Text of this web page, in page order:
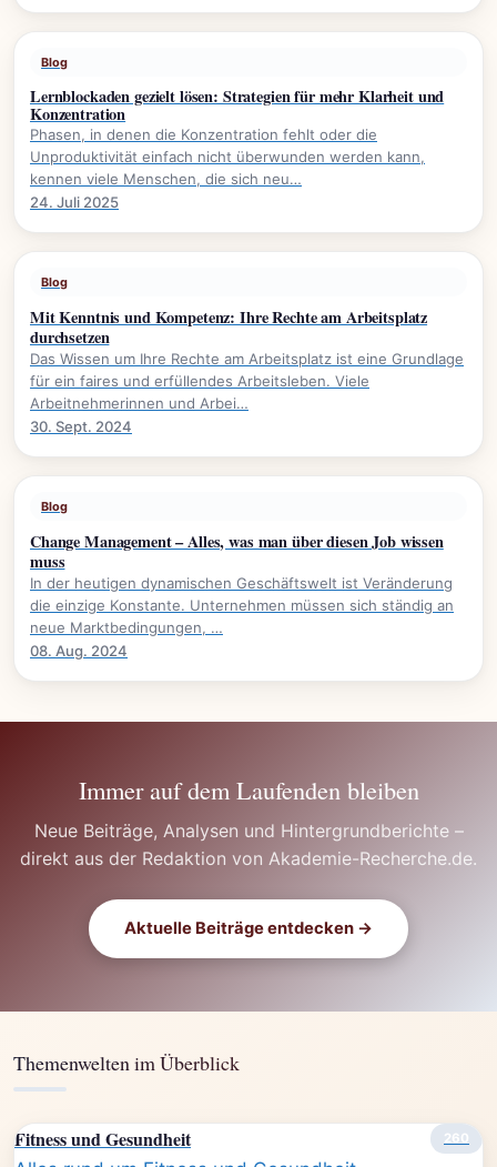
Blog
Lernblockaden gezielt lösen: Strategien für mehr Klarheit und
Konzentration
Phasen, in denen die Konzentration fehlt oder die
Unproduktivität einfach nicht überwunden werden kann,
kennen viele Menschen, die sich neu…
24. Juli 2025
Blog
Mit Kenntnis und Kompetenz: Ihre Rechte am Arbeitsplatz
durchsetzen
Das Wissen um Ihre Rechte am Arbeitsplatz ist eine Grundlage
für ein faires und erfüllendes Arbeitsleben. Viele
Arbeitnehmerinnen und Arbei…
30. Sept. 2024
Blog
Change Management – Alles, was man über diesen Job wissen
muss
In der heutigen dynamischen Geschäftswelt ist Veränderung
die einzige Konstante. Unternehmen müssen sich ständig an
neue Marktbedingungen, …
08. Aug. 2024
Immer auf dem Laufenden bleiben
Neue Beiträge, Analysen und Hintergrundberichte –
direkt aus der Redaktion von Akademie-Recherche.de.
Aktuelle Beiträge entdecken →
Themenwelten im Überblick
Fitness und Gesundheit 260